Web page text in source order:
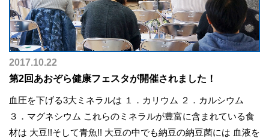
2017.10.22
第2回あおぞら健康フェスタが開催されました！
血圧を下げる3大ミネラルは １．カリウム ２．カルシウム
３．マグネシウム これらのミネラルが豊富に含まれている食
材は 大豆!!そして青魚!! 大豆の中でも納豆の納豆菌には 血液を